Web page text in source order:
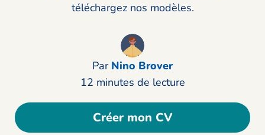
téléchargez nos modèles.
Par Nino Brover
12 minutes de lecture
Créer mon CV